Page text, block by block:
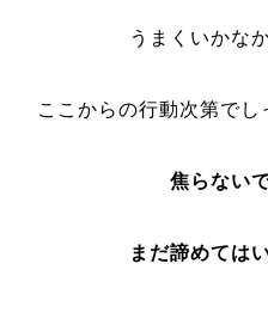
うまくいかな
ここからの行動次第でし
焦らない
まだ諦めては